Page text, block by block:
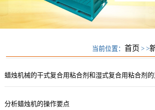
当前位置： 首页 > >
蜡烛机械的干式复合用粘合剂和湿式复合用粘合剂
分析蜡烛机的操作要点